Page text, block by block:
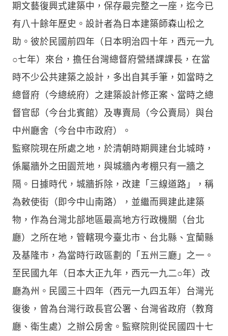
期文藝復興式建築中，保存最完整之一座，迄今已
有八十餘年歷史。設計者為日本建築師森山松之
助。彼於民國前四年（日本明治四十年，西元一九
○七年）來台，擔任台灣總督府營繕課課長，在當
時不少公共建築之設計，多出自其手筆，如當時之
總督府（今總統府）之建築設計修正案、當時之總
督官邸（今台北賓館）及專賣局（今公賣局）與台
中州廳舍（今台中市政府）。
監察院現在所處之地，於清朝時期興建台北城時，
係屬牆外之田園荒地，與城牆內考棚只有一牆之
隔。日據時代，城牆拆除，改建「三線道路」，稱
為敕使街（即今中山南路），並繼而興建此建築
物，作為台灣北部地區最高地方行政機關（台北
廳）之所在地，管轄現今臺北市、台北縣、宜蘭縣
及基隆市，為當時行政區劃的「五州三廳」之一。
至民國九年（日本大正九年，西元一九二○年）改
廳為州。民國三十四年（西元一九四五年）台灣光
復後，曾為台灣行政長官公署、台灣省政府（教育
廳、衛生處）之辦公房舍。監察院則從民國四十七